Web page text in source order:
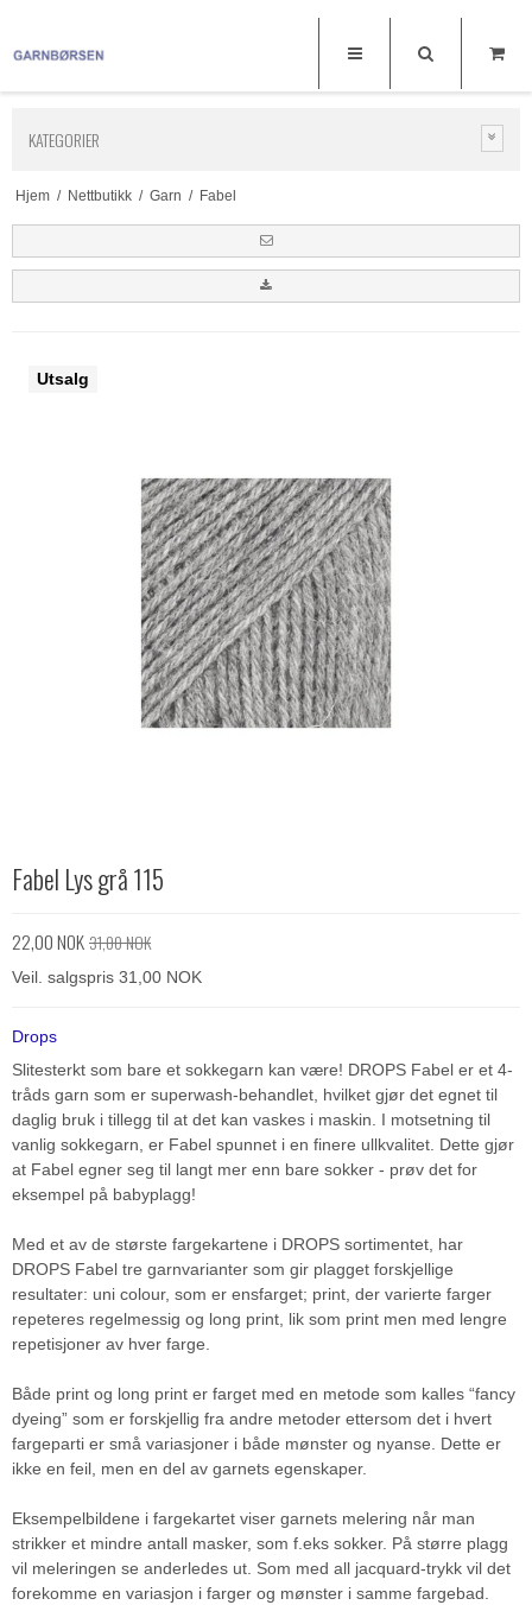
KATEGORIER
Hjem / Nettbutikk / Garn / Fabel
Utsalg
Fabel Lys grå 115
22,00 NOK31,00 NOK
Veil. salgspris 31,00 NOK
Drops
Slitesterkt som bare et sokkegarn kan være! DROPS Fabel er et 4-
tråds garn som er superwash-behandlet, hvilket gjør det egnet til
daglig bruk i tillegg til at det kan vaskes i maskin. I motsetning til
vanlig sokkegarn, er Fabel spunnet i en finere ullkvalitet. Dette gjør
at Fabel egner seg til langt mer enn bare sokker - prøv det for
eksempel på babyplagg!
Med et av de største fargekartene i DROPS sortimentet, har
DROPS Fabel tre garnvarianter som gir plagget forskjellige
resultater: uni colour, som er ensfarget; print, der varierte farger
repeteres regelmessig og long print, lik som print men med lengre
repetisjoner av hver farge.
Både print og long print er farget med en metode som kalles “fancy
dyeing” som er forskjellig fra andre metoder ettersom det i hvert
fargeparti er små variasjoner i både mønster og nyanse. Dette er
ikke en feil, men en del av garnets egenskaper.
Eksempelbildene i fargekartet viser garnets melering når man
strikker et mindre antall masker, som f.eks sokker. På større plagg
vil meleringen se anderledes ut. Som med all jacquard-trykk vil det
forekomme en variasjon i farger og mønster i samme fargebad.